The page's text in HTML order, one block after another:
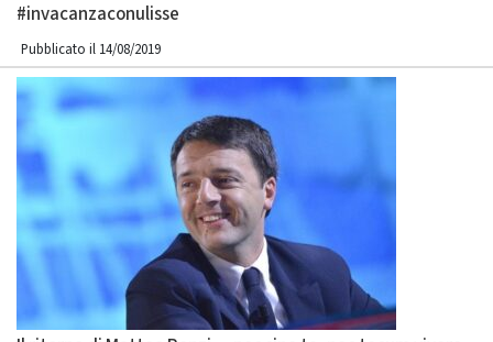
#invacanzaconulisse
Pubblicato il 14/08/2019